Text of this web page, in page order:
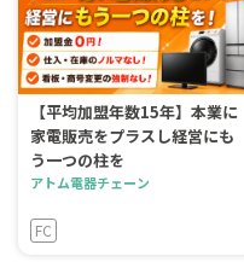
【平均加盟年数15年】本業に
家電販売をプラスし経営にも
う一つの柱を
アトム電器チェーン
FC